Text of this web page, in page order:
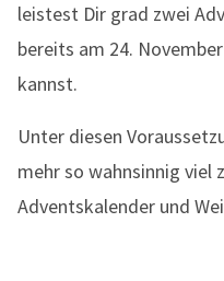
leistest Dir grad zwei
bereits am 24.
kannst.
Unter diesen
mehr so wahnsinnig viel
Adventskalender und